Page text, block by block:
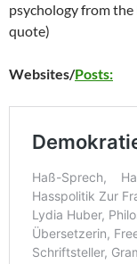
psychology from the
quote)
Websites/Posts: